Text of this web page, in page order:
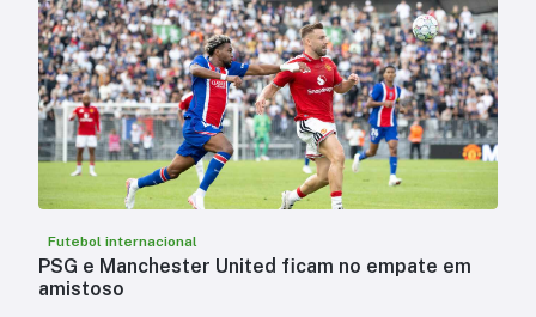
Futebol internacional
PSG e Manchester United ficam no empate em
amistoso